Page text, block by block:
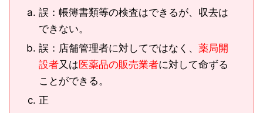
誤：帳簿書類等の検査はできるが、収去は
できない。
誤：店舗管理者に対してではなく、 薬局開
設者又は医薬品の販売業者に対して命ずる
ことができる。
正